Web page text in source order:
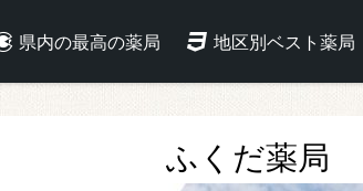
県内の最高の薬局 地区別ベスト薬局
ふくだ薬局